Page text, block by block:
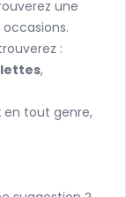
une
:
,
en tout genre,